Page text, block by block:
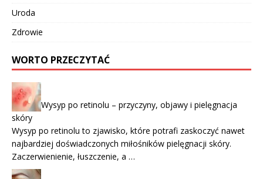
Uroda
Zdrowie
WORTO PRZECZYTAĆ
Wysyp po retinolu – przyczyny, objawy i pielęgnacja
skóry
Wysyp po retinolu to zjawisko, które potrafi zaskoczyć nawet
najbardziej doświadczonych miłośników pielęgnacji skóry.
Zaczerwienienie, łuszczenie, a …